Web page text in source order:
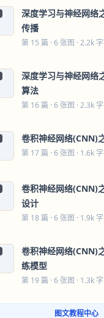
深度学习与神经网络
传播
第 15 篇 · 6 张图 · 2.2k 字
深度学习与神经网络
算法
第 16 篇 · 6 张图 · 2.3k 字
卷积神经网络(CNN)
第 17 篇 · 6 张图 · 1.6k 字
卷积神经网络(CNN)
设计
第 18 篇 · 6 张图 · 1.9k 字
卷积神经网络(CNN)
练模型
第 19 篇 · 6 张图 · 1.3k 字
图文教程中心